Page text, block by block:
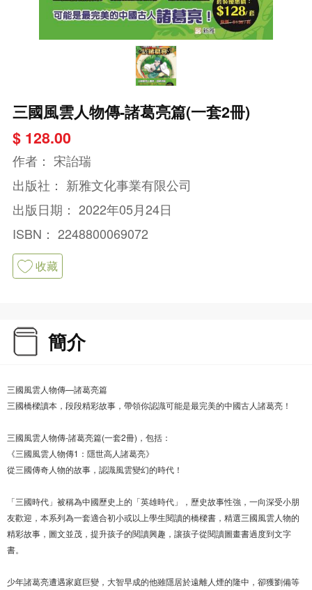
三國風雲人物傳-諸葛亮篇(一套2冊)
$ 128.00
作者： 宋詒瑞
出版社： 新雅文化事業有限公司
出版日期： 2022年05月24日
ISBN： 2248800069072
收藏
簡介
三國風雲人物傳—諸葛亮篇
三國橋樑讀本，段段精彩故事，帶領你認識可能是最完美的中國古人諸葛亮！
三國風雲人物傳-諸葛亮篇(一套2冊)，包括：
《三國風雲人物傳1：隱世高人諸葛亮》
從三國傳奇人物的故事，認識風雲變幻的時代！
「三國時代」被稱為中國歷史上的「英雄時代」，歷史故事性強，一向深受小朋
友歡迎，本系列為一套適合初小或以上學生閱讀的橋樑書，精選三國風雲人物的
精彩故事，圖文並茂，提升孩子的閱讀興趣，讓孩子從閱讀圖畫書過度到文字
書。
少年諸葛亮遭遇家庭巨變，大智早成的他雖隱居於遠離人煙的隆中，卻獲劉備等